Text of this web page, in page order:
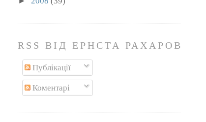
RSS ВІД ЕРНСТА РАХАРОВА
Публікації
Коментарі